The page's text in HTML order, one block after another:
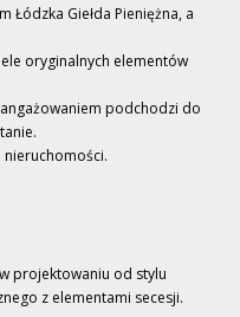
Łódzka Giełda Pieniężna, a
oryginalnych elementów
podchodzi do
projektowaniu od stylu
z elementami secesji.